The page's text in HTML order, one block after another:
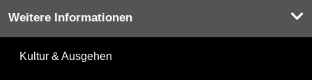
Weitere Informationen
Kultur & Ausgehen